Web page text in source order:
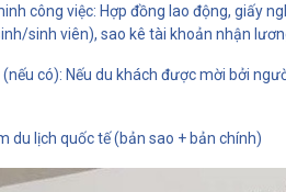
công việc: Hợp đồng lao động, giấy
sinh viên), sao kê tài khoản nhận
có): Nếu du khách được mời bởi
du lịch quốc tế (bản sao + bản chính)